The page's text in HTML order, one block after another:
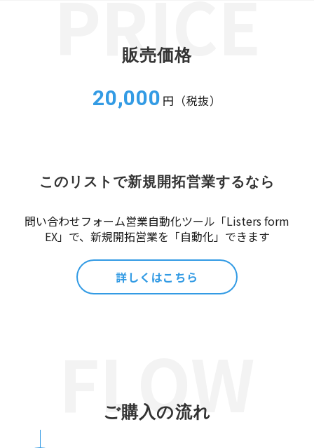
販売価格
20,000 円（税抜）
このリストで新規開拓営業するなら
問い合わせフォーム営業自動化ツール「Listers form
EX」で、新規開拓営業を「自動化」できます
詳しくはこちら
ご購入の流れ